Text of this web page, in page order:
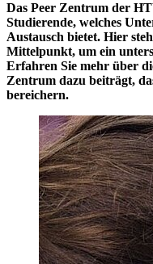
Das Peer Zentrum der
Studierende, welches
Austausch bietet. Hier
Mittelpunkt, um ein
Erfahren Sie mehr über
Zentrum dazu beiträgt,
bereichern.